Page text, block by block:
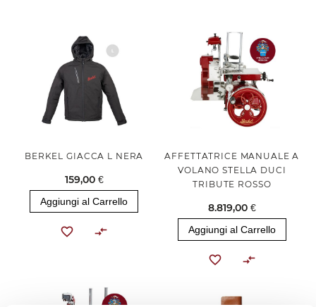
BERKEL GIACCA L NERA
159,00 €
Aggiungi al Carrello
AFFETTATRICE MANUALE A
VOLANO STELLA DUCI
TRIBUTE ROSSO
8.819,00 €
Aggiungi al Carrello